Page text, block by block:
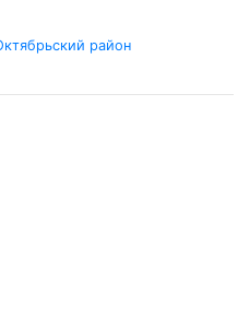
район